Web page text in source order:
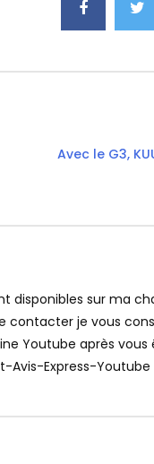
Avec le G3,
disponibles sur ma
contacter je vous
Youtube après vous
Express-Youtube